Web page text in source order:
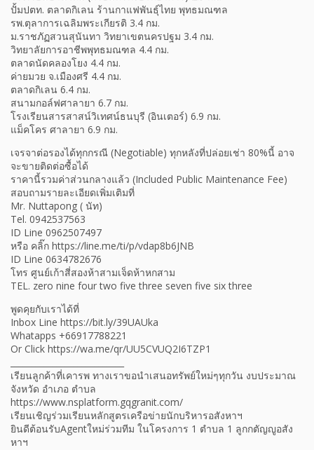
ปั้มปตท. ตลาดกิเลน ร้านกาแฟพันธุ์ไทย พุทธมณฑล
รพ.ตุลาการเฉลิมพระเกียรติ 3.4 กม.
ม.ราชภัฏสวนสุนันทา วิทยาเขตนครปฐม 3.4 กม.
วิทยาลัยการอาชีพพุทธมณฑล 4.4 กม.
ตลาดนัดคลองโยง 4.4 กม.
ค่ายมวย จ.เมืองศรี 4.4 กม.
ตลาดกิเลน 6.4 กม.
สนามกอล์ฟศาลายา 6.7 กม.
โรงเรียนสารสาสน์วิเทศน์ธนบุรี (อินเตอร์) 6.9 กม.
แม็คโคร ศาลายา 6.9 กม.
เจรจาต่อรองได้ทุกกรณี (Negotiable) ทุกหลังที่ปล่อยเช่า 80%นี้ อาจ
จะขายติดต่อซื้อได้
ราคานี้รวมค่าส่วนกลางแล้ว (Included Public Maintenance Fee)
สอบถามรายละเอียดเพิ่มเติมที่
Mr. Nuttapong ( นัท)
Tel. 0942537563
ID Line 0962507497
หรือ คลิ๊ก https://line.me/ti/p/vdap8b6JNB
ID Line 0634782676
โทร ศูนย์เก้าสี่สองห้าสามเจ็ดห้าหกสาม
TEL. zero nine four two five three seven five six three
พูดคุยกับเราได้ที่
Inbox Line https://bit.ly/39UAUka
Whatapps +66917788221
Or Click https://wa.me/qr/UU5CVUQ2I6TZP1
เรียนลูกค้าที่เคารพ ทางเราขอนำเสนอทรัพย์ใหม่ๆทุกวัน งบประมาณ
จังหวัด อำเภอ ตำบล
https://www.nsplatform.gqgranit.com/
เรียนเชิญร่วมเรียนหลักสูตรเครือข่ายนักบริหารอสังหาฯ
ยินดีต้อนรับAgentใหม่ร่วมทีม ในโครงการ 1 ตำบล 1 ลูกกตัญญูอสัง
หาฯ